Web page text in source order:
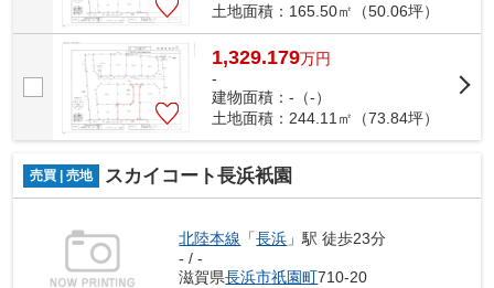
土地面積：165.50㎡（50.06坪）
1,329.179万円
-
建物面積：-（-）
土地面積：244.11㎡（73.84坪）
売買 | 売地 スカイコート長浜衹園
北陸本線 「長浜 」駅 徒歩23分
- / -
滋賀県長浜市祇園町710-20